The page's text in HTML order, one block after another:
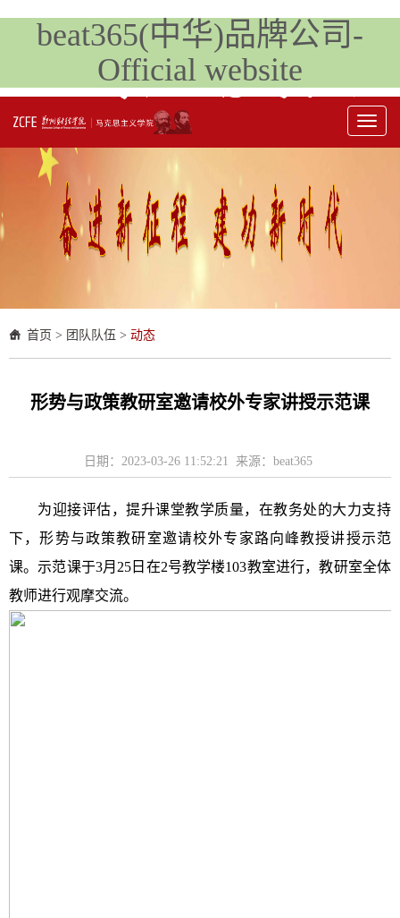
beat365(中华)品牌公司-
Official website
Toggle
首页 > 团队队伍 > 动态
形势与政策教研室邀请校外专家讲授示范课
日期：2023-03-26 11:52:21 来源：beat365
为迎接评估，提升课堂教学质量，在教务处的大力支持
下，形势与政策教研室邀请校外专家路向峰教授讲授示范
课。示范课于3月25日在2号教学楼103教室进行，教研室全体
教师进行观摩交流。